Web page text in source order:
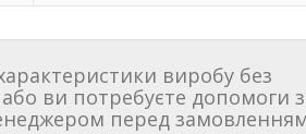
виробу без
ви потребуєте допомоги з
перед